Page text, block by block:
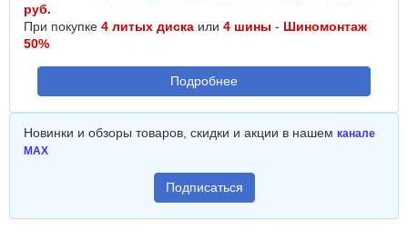
руб.
При покупке 4 литых диска или 4 шины - Шиномонтаж
50%
Подробнее
Новинки и обзоры товаров, скидки и акции в нашем канале
MAX
Подписаться